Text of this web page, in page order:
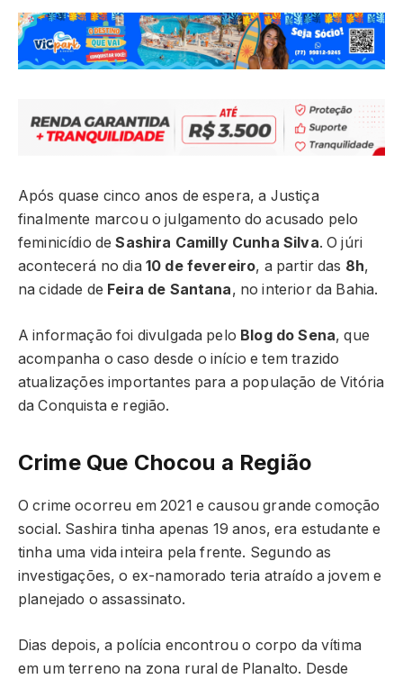
Após quase cinco anos de espera, a Justiça
finalmente marcou o julgamento do acusado pelo
feminicídio deSashira Camilly Cunha Silva. O júri
acontecerá no dia 10 de fevereiro, a partir das 8h,
na cidade de Feira de Santana, no interior da Bahia.
A informação foi divulgada pelo Blog do Sena, que
acompanha o caso desde o início e tem trazido
atualizações importantes para a população de Vitória
da Conquista e região.
Crime Que Chocou a Região
O crime ocorreu em 2021 e causou grande comoção
social. Sashira tinha apenas 19 anos, era estudante e
tinha uma vida inteira pela frente. Segundo as
investigações, o ex-namorado teria atraído a jovem e
planejado o assassinato.
Dias depois, a polícia encontrou o corpo da vítima
em um terreno na zona rural de Planalto. Desde